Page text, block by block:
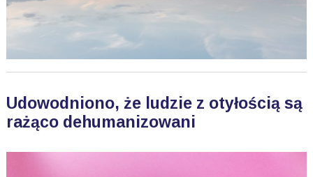
Udowodniono, że ludzie z otyłością są
rażąco dehumanizowani